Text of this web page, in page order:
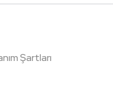
Şartları